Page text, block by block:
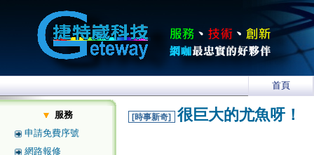
首頁
服務
申請免費序號
網路報修
[時事新奇] 很巨大的尤魚呀！